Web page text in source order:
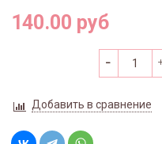
140.00 руб
Добавить в сравнение